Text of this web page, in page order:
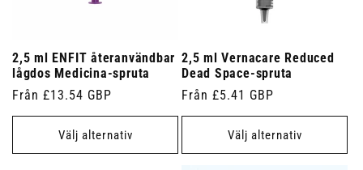
2,5 ml ENFIT återanvändbar
lågdos Medicina-spruta
Ordinarie
pris
Från £13.54 GBP
Välj alternativ
2,5 ml Vernacare Reduced
Dead Space-spruta
Ordinarie
pris
Från £5.41 GBP
Välj alternativ